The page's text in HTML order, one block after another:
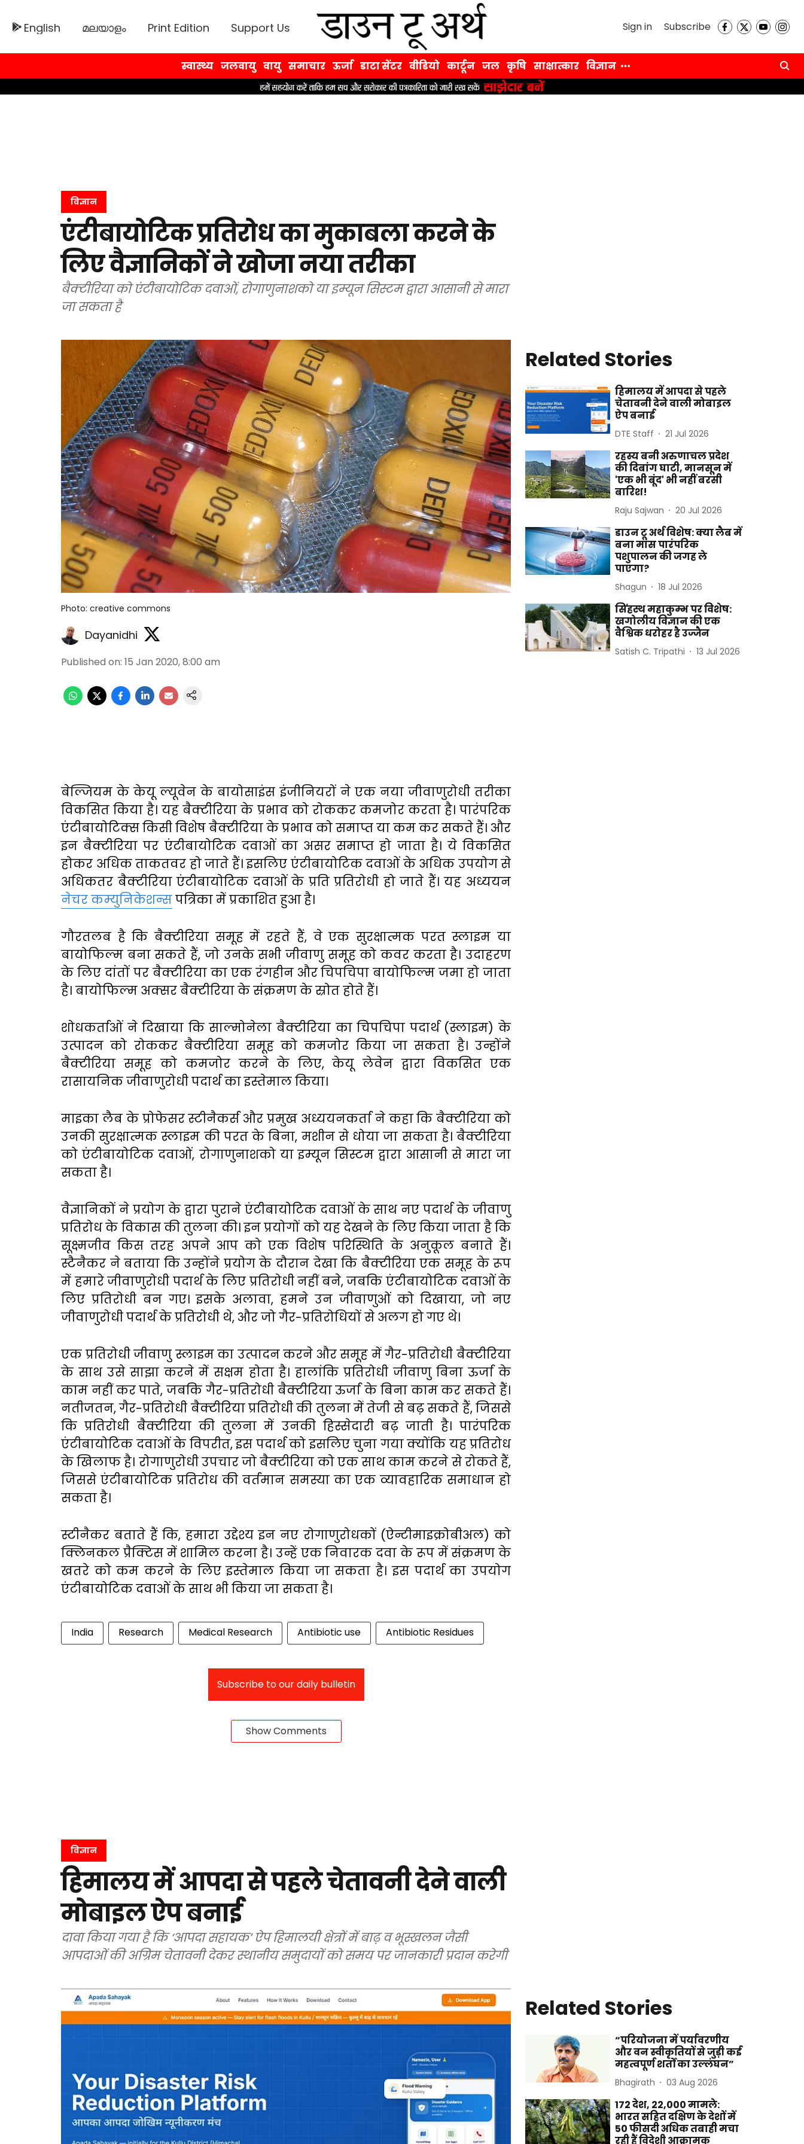
English മലയാളം Print Edition Support Us Sign in Subscribe
स्वास्थ्य जलवायु वायु समाचार ऊर्जा डाटा सेंटर वीडियो कार्टून जल कृषि साक्षात्कार विज्ञान
विज्ञान
एंटीबायोटिक प्रतिरोध का मुकाबला करने के
लिए वैज्ञानिकों ने खोजा नया तरीका
बैक्टीरिया को एंटीबायोटिक दवाओं, रोगाणुनाशको या इम्यून सिस्टम द्वारा आसानी से मारा
जा सकता है
Photo: creative commons
Dayanidhi
Published on: 15 Jan 2020, 8:00 am
बेल्जियम के केयू ल्यूवेन के बायोसाइंस इंजीनियरों ने एक नया जीवाणुरोधी तरीका
विकसित किया है। यह बैक्टीरिया के प्रभाव को रोककर कमजोर करता है। पारंपरिक
एंटीबायोटिक्स किसी विशेष बैक्टीरिया के प्रभाव को समाप्त या कम कर सकते हैं। और
इन बैक्टीरिया पर एंटीबायोटिक दवाओं का असर समाप्त हो जाता है। ये विकसित
होकर अधिक ताकतवर हो जाते हैं। इसलिए एंटीबायोटिक दवाओं के अधिक उपयोग से
अधिकतर बैक्टीरिया एंटीबायोटिक दवाओं के प्रति प्रतिरोधी हो जाते हैं। यह अध्ययन
नेचर कम्युनिकेशन्सपत्रिका में प्रकाशित हुआ है।
गौरतलब है किबैक्टीरिया समूह में रहते हैं, वे एक सुरक्षात्मक परत स्लाइम या
बायोफिल्म बना सकते हैं, जो उनके सभी जीवाणु समूह को कवर करता है। उदाहरण
के लिए दांतों पर बैक्टीरिया का एक रंगहीन और चिपचिपा बायोफिल्म जमा हो जाता
है। बायोफिल्म अक्सरबैक्टीरियाकेसंक्रमणकेस्रोतहोतेहैं।
शोधकर्ताओं ने दिखाया कि साल्मोनेला बैक्टीरिया का चिपचिपा पदार्थ(स्लाइम)के
उत्पादन को रोककर बैक्टीरिया समूह को कमजोर किया जा सकता है। उन्होंने
बैक्टीरिया समूह को कमजोर करने के लिए,केयू लेवेन द्वारा विकसित एक
रासायनिकजीवाणुरोधीपदार्थकाइस्तेमालकिया।
माइका लैब के प्रोफेसर स्टीनैकर्स और प्रमुख अध्ययनकर्ता ने कहा कि बैक्टीरिया को
उनकी सुरक्षात्मक स्लाइम की परत के बिना, मशीन से धोया जा सकता है। बैक्टीरिया
को एंटीबायोटिक दवाओं, रोगाणुनाशको या इम्यून सिस्टम द्वारा आसानी से मारा जा
सकताहै।
वैज्ञानिकों ने प्रयोग के द्वारा पुराने एंटीबायोटिक दवाओं के साथ नए पदार्थ के जीवाणु
प्रतिरोधके विकासकीतुलना की। इनप्रयोगों कोयहदेखनेके लिएकियाजाता हैकि
सूक्ष्मजीव किस तरह अपने आप को एक विशेष परिस्थिति के अनुकूल बनाते हैं।
स्टैनैकर ने बताया कि उन्होंने प्रयोग के दौरान देखा कि बैक्टीरिया एक समूह के रूप
में हमारेजीवाणुरोधी पदार्थके लिए प्रतिरोधीनहीं बने,जबकि एंटीबायोटिक दवाओंके
लिए प्रतिरोधी बन गए। इसके अलावा,हमने उन जीवाणुओं को दिखाया,जो नए
जीवाणुरोधीपदार्थकेप्रतिरोधी थे, औरजोगैर-प्रतिरोधियोंसे अलगहोगए थे।
एक प्रतिरोधी जीवाणु स्लाइम का उत्पादन करने और समूह में गैर-प्रतिरोधी बैक्टीरिया
के साथ उसे साझा करने में सक्षम होता है। हालांकि प्रतिरोधी जीवाणु बिना ऊर्जा के
काम नहीं कर पाते, जबकि गैर-प्रतिरोधी बैक्टीरिया ऊर्जा के बिना काम कर सकते हैं।
नतीजतन, गैर-प्रतिरोधी बैक्टीरिया प्रतिरोधी की तुलना में तेजी से बढ़ सकते हैं, जिससे
कि प्रतिरोधी बैक्टीरिया की तुलना में उनकी हिस्सेदारी बढ़ जाती है। पारंपरिक
एंटीबायोटिक दवाओं के विपरीत, इस पदार्थ को इसलिए चुना गया क्योंकि यह प्रतिरोध
के खिलाफ है। रोगाणुरोधी उपचार जो बैक्टीरिया को एक साथ काम करने से रोकते हैं,
जिससे एंटीबायोटिक प्रतिरोध की वर्तमान समस्या का एक व्यावहारिक समाधान हो
सकता है।
स्टीनैकर बताते हैं कि,हमारा उद्देश्य इन नए रोगाणुरोधकों(ऐन्टीमाइक्रोबीअल)को
क्लिनकल प्रैक्टिस में शामिल करना है। उन्हें एक निवारक दवा के रूप में संक्रमण के
खतरे को कम करने के लिए इस्तेमाल किया जा सकता है। इस पदार्थ का उपयोग
एंटीबायोटिकदवाओंकेसाथ भीकियाजासकताहै।
India Research Medical Research Antibiotic use Antibiotic Residues
Subscribe to our daily bulletin
Show Comments
Related Stories
हिमालय में आपदा से पहले
चेतावनी देने वाली मोबाइल
ऐप बनाई
DTE Staff 21 Jul 2026
रहस्य बनी अरुणाचल प्रदेश
की दिबांग घाटी, मानसून में
'एक भी बूंद' भी नहीं बरसी
बारिश!
Raju Sajwan 20 Jul 2026
डाउन टू अर्थ विशेष: क्या लैब में
बना मांस पारंपरिक
पशुपालन की जगह ले
पाएगा?
Shagun 18 Jul 2026
सिंहस्थ महाकुम्भ पर विशेष:
खगोलीय विज्ञान की एक
वैश्विक धरोहर है उज्जैन
Satish C. Tripathi 13 Jul 2026
विज्ञान
हिमालय में आपदा से पहले चेतावनी देने वाली
मोबाइल ऐप बनाई
दावा किया गया है कि ‘आपदा सहायक’ ऐप हिमालयी क्षेत्रों में बाढ़ व भूस्खलन जैसी
आपदाओं की अग्रिम चेतावनी देकर स्थानीय समुदायों को समय पर जानकारी प्रदान करेगी
Related Stories
“परियोजना में पर्यावरणीय
और वन स्वीकृतियों से जुड़ी कई
महत्वपूर्ण शर्तों का उल्लंघन”
Bhagirath 03 Aug 2026
172 देश, 22,000 मामले:
भारत सहित दक्षिण के देशों में
50 फीसदी अधिक तबाही मचा
रही हैं विदेशी आक्रामक